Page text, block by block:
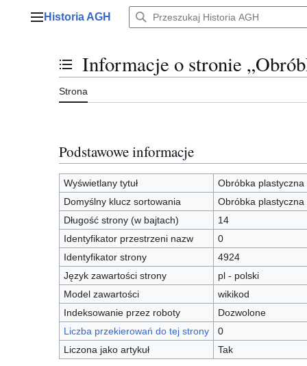
Menu główne
Historia AGH
Przełącz stan spisu treści
Informacje o stronie
Strona
Podstawowe informacje
Wyświetlany tytuł
Obróbka plastyczna
Domyślny klucz sortowania
Obróbka plastyczna
Długość strony (w bajtach)
14
Identyfikator przestrzeni nazw
0
Identyfikator strony
4924
Język zawartości strony
pl - polski
Model zawartości
wikikod
Indeksowanie przez roboty
Dozwolone
Liczba przekierowań do tej strony
0
Liczona jako artykuł
Tak